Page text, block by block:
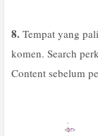
8. Tempat yang
komen. Search
Content sebelum